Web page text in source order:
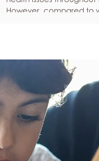
However, compared to
and wellbeing.
screenings Health
screenings are a way of
health issues or
someone has a higher
developing a health